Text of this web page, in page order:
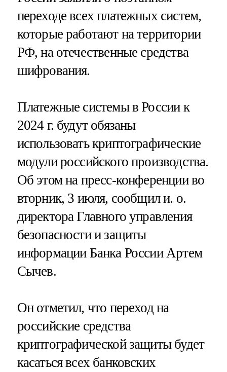
переходе всех платежных систем,
которые работают на территории
РФ, на отечественные средства
шифрования.
Платежные системы в России к
2024 г. будут обязаны
использовать криптографические
модули российского производства.
Об этом на пресс-конференции во
вторник, 3 июля, сообщил и. о.
директора Главного управления
безопасности и защиты
информации Банка России Артем
Сычев.
Он отметил, что переход на
российские средства
криптографической защиты будет
касаться всех банковских